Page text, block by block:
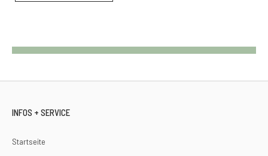
INFOS + SERVICE
Startseite